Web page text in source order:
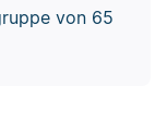
von 65